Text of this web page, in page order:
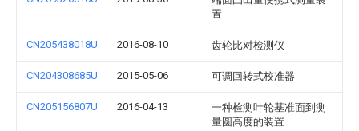
置
CN205438018U 2016-08-10 齿轮比对检测仪
CN204308685U 2015-05-06 可调回转式校准器
CN205156807U 2016-04-13
一种检测叶轮基准面到测
量圆高度的装置